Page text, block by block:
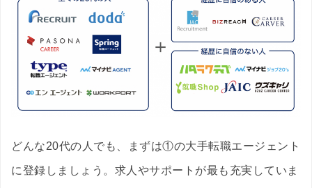
どんな20代の人でも、まずは①の大手転職エージェント
に登録しましょう。求人やサポートが最も充実していま